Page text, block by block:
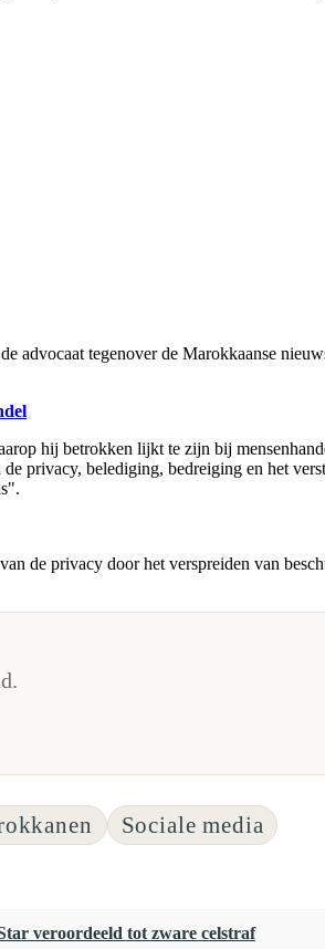
tegenover de Marokkaanse
hij betrokken lijkt te zijn bij
privacy, belediging, bedreiging en het
de privacy door het verspreiden van
Sociale media
veroordeeld tot zware celstraf